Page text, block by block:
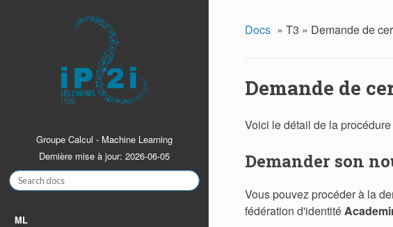
Groupe Calcul - Machine Learning
Dernière mise à jour: 2026-06-05
ML
Docs » T3 » Demande de
Demande de
Voici le détail de la
Demander son
Vous pouvez procéder à la
fédération d'identité